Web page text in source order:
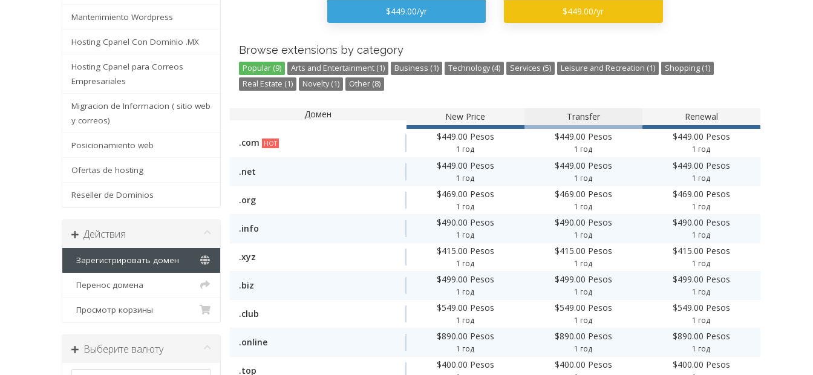
Mantenimiento Wordpress
Hosting Cpanel Con Dominio .MX
Hosting Cpanel para Correos
Empresariales
Migracion de Informacion ( sitio web
y correos)
Posicionamiento web
Ofertas de hosting
Reseller de Dominios
Действия
Зарегистрировать домен
Перенос домена
Просмотр корзины
Выберите валюту
$449.00/yr $449.00/yr
Browse extensions by category
Popular (9) Arts and Entertainment (1) Business (1) Technology (4) Services (5) Leisure and Recreation (1)
Shopping (1)
Real Estate (1)
Novelty (1) Other (8)
Домен New Price Transfer Renewal
.com HOT
$449.00 Pesos
1 год
$449.00 Pesos
1 год
$449.00 Pesos
1 год
.net
$449.00 Pesos
1 год
$449.00 Pesos
1 год
$449.00 Pesos
1 год
.org
$469.00 Pesos
1 год
$469.00 Pesos
1 год
$469.00 Pesos
1 год
.info
$490.00 Pesos
1 год
$490.00 Pesos
1 год
$490.00 Pesos
1 год
.xyz
$415.00 Pesos
1 год
$415.00 Pesos
1 год
$415.00 Pesos
1 год
.biz
$499.00 Pesos
1 год
$499.00 Pesos
1 год
$499.00 Pesos
1 год
.club
$549.00 Pesos
1 год
$549.00 Pesos
1 год
$549.00 Pesos
1 год
.online
$890.00 Pesos
1 год
$890.00 Pesos
1 год
$890.00 Pesos
1 год
.top
$400.00 Pesos $400.00 Pesos $400.00 Pesos